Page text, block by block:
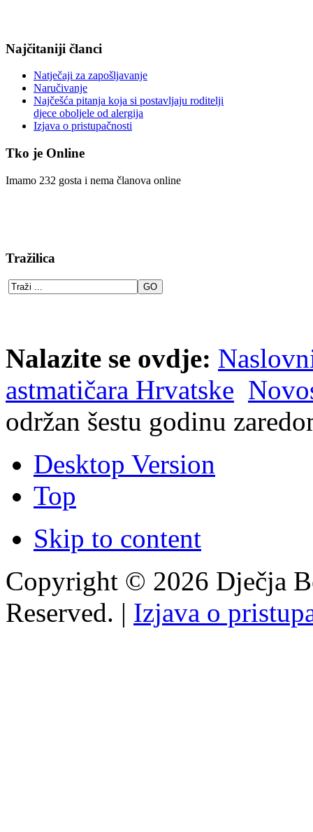
Najčitaniji članci
Natječaji za zapošljavanje
Naručivanje
Najčešća pitanja koja si postavljaju roditelji
djece oboljele od alergija
Izjava o pristupačnosti
Tko je Online
Imamo 232 gosta i nema članova online
Tražilica
Nalazite se ovdje:
astmatičara Hrvatske
održan šestu godinu
Desktop Version
Top
Skip to content
Copyright © 2026 Dječja
Reserved. | Izjava o